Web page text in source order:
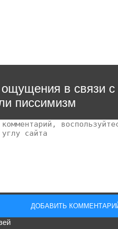
ощущения в связи с
писсимизм